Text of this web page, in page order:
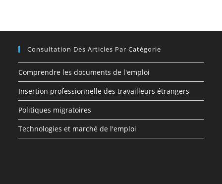
Consultation Des Articles Par Catégorie
Comprendre les documents de l'emploi
Insertion professionnelle des travailleurs étrangers
Politiques migratoires
Technologies et marché de l'emploi